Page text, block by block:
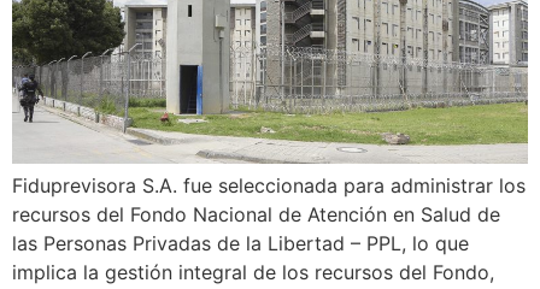
Fiduprevisora S.A. fue seleccionada para administrar los
recursos del Fondo Nacional de Atención en Salud de
las Personas Privadas de la Libertad – PPL, lo que
implica la gestión integral de los recursos del Fondo,